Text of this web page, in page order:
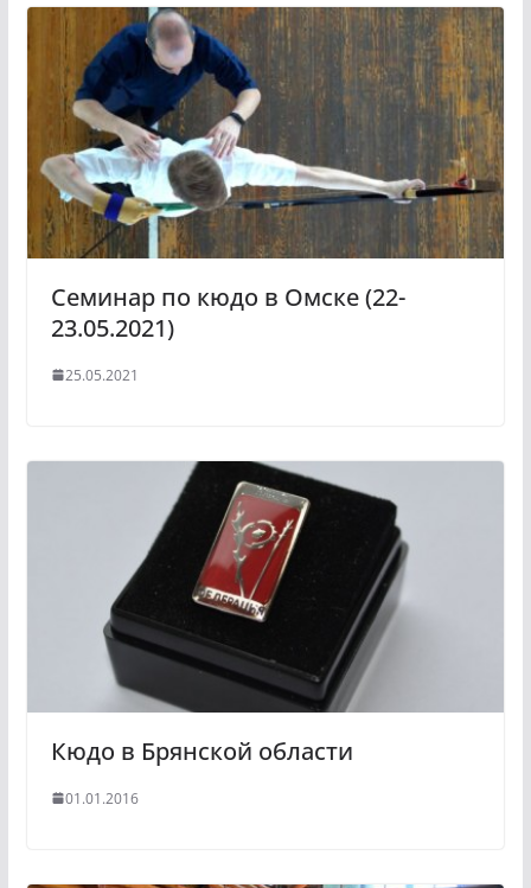
Семинар по кюдо в Омске (22-
23.05.2021)
25.05.2021
Кюдо в Брянской области
01.01.2016